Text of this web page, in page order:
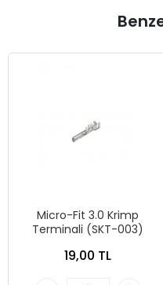
Micro-Fit 3.0 Krimp
Terminali (SKT-003)
19,00 TL